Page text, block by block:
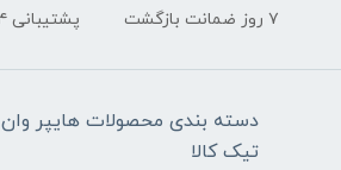
۷ روز ضمانت بازگشت پشتیبانی ۲۴ ساعته
دسته بندی محصولات هایپر وان
تیک کالا